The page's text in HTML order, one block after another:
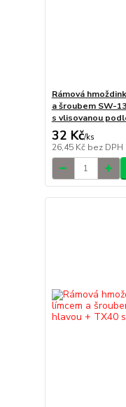
Rámová
a šroubem SW-
s vlisovanou
32 Kč/ks
26,45 Kč bez DPH